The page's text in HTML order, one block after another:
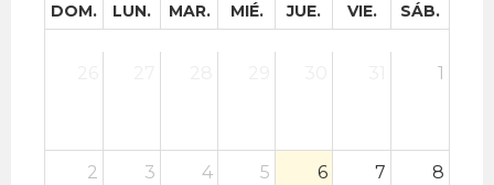
DOM. LUN. MAR. MIÉ. JUE. VIE. SÁB.
1
2 3 4 5 6 7 8